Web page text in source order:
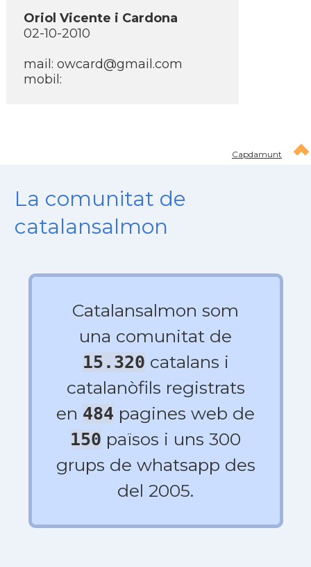
Oriol Vicente i Cardona
02-10-2010
mail: owcard@gmail.com
mobil:
Capdamunt
La comunitat de
catalansalmon
Catalansalmon som
una comunitat de
15.320 catalans i
catalanòfils registrats
en 484 pagines web de
150 països i uns 300
grups de whatsapp des
del 2005.